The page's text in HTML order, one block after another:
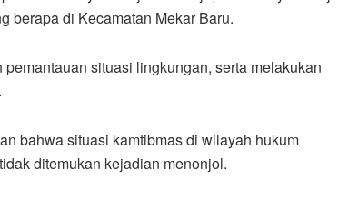
berapa di Kecamatan Mekar Baru.
situasi lingkungan, serta melakukan
bahwa situasi kamtibmas di wilayah hukum
ditemukan kejadian menonjol.